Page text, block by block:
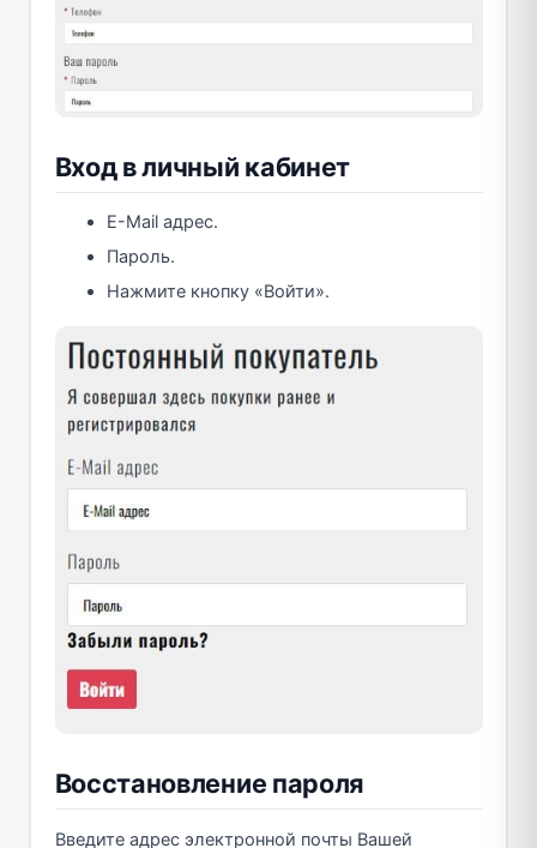
Вход в личный кабинет
E-Mail адрес.
Пароль.
Нажмите кнопку «Войти».
Восстановление пароля
Введите адрес электронной почты Вашей